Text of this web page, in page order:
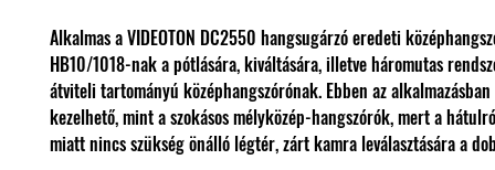
Alkalmas a VIDEOTON DC2550 hangsugárzó eredeti
HB10/1018-nak a pótlására, kiváltására, illetve háromutas
átviteli tartományú középhangszórónak. Ebben az
kezelhető, mint a szokásos mélyközép-hangszórók, mert a
miatt nincs szükség önálló légtér, zárt kamra leválasztására a